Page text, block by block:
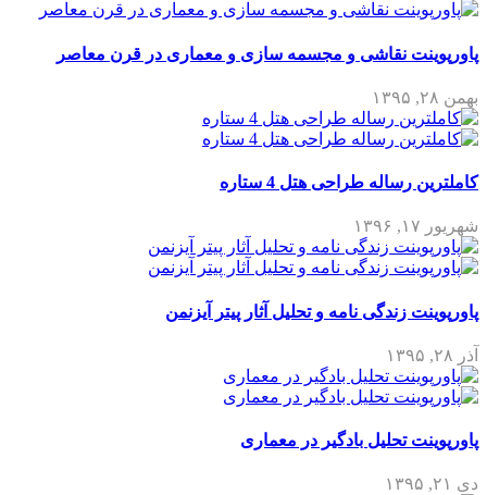
پاورپوینت نقاشی و مجسمه سازی و معماری در قرن معاصر
بهمن ۲۸, ۱۳۹۵
کاملترین رساله طراحی هتل 4 ستاره
شهریور ۱۷, ۱۳۹۶
پاورپوینت زندگی نامه و تحلیل آثار پیتر آیزنمن
آذر ۲۸, ۱۳۹۵
پاورپوینت تحلیل بادگیر در معماری
دی ۲۱, ۱۳۹۵